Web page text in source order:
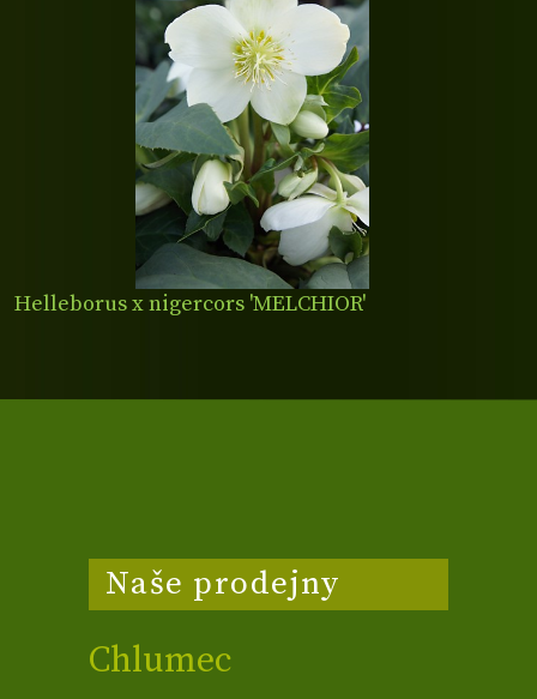
Helleborus x nigercors 'MELCHIOR'
Naše prodejny
Chlumec